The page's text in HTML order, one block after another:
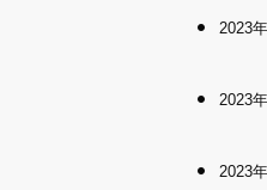
2023
2023
2023